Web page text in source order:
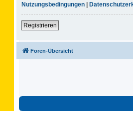
Nutzungsbedingungen |
Registrieren
Foren-Übersicht